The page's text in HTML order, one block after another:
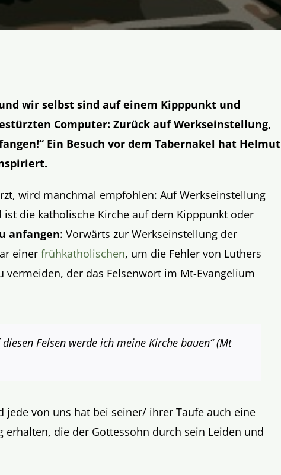
wir selbst sind auf einem Kipppunkt und
Computer: Zurück auf Werkseinstellung,
Ein Besuch vor dem Tabernakel hat Helmut
wird manchmal empfohlen: Auf Werkseinstellung
ist die katholische Kirche auf dem Kipppunkt oder
anfangen: Vorwärts zur Werkseinstellung der
einerfrühkatholischen, um die Fehler von Luthers
vermeiden, der das Felsenwort im Mt-Evangelium
Felsen werde ich meine Kirche bauen“ (Mt
jede von uns hat bei seiner/ ihrer Taufe auch eine
erhalten, die der Gottessohn durch sein Leiden und